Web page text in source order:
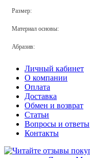
Размер:
Материал основы:
Абразив:
Личный кабинет
О компании
Оплата
Доставка
Обмен и возврат
Статьи
Вопросы и ответы
Контакты